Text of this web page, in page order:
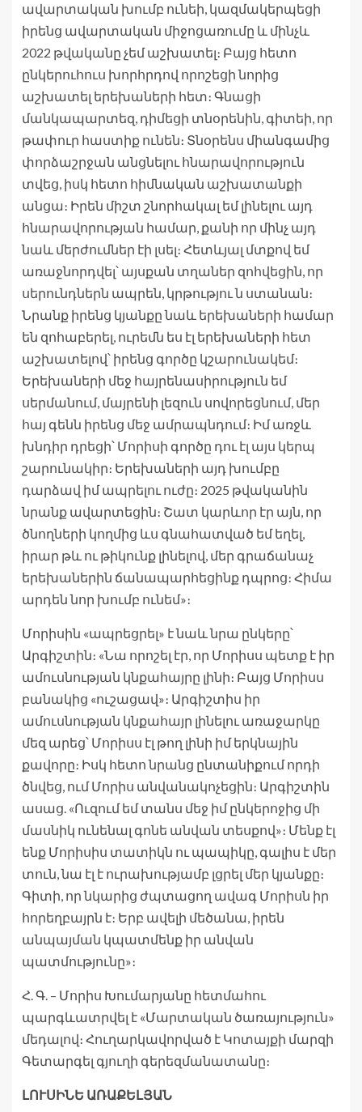
ավարտական խումբ ունեի, կազմակերպեցի
իրենց ավարտական միջոցառումը և մինչև
2022 թվականը չեմ աշխատել։ Բայց հետո
ընկերուհուս խորհրդով որոշեցի նորից
աշխատել երեխաների հետ։ Գնացի
մանկապարտեզ, դիմեցի տնօրենին, գիտեի, որ
թափուր հաստիք ունեն։ Տնօրենս միանգամից
փորձաշրջան անցնելու հնարավորություն
տվեց, իսկ հետո հիմնական աշխատանքի
անցա։ Իրեն միշտ շնորհակալ եմ լինելու այդ
հնարավորության համար, քանի որ մինչ այդ
նաև մերժումներ էի լսել։ Հետևյալ մտքով եմ
առաջնորդվել՝ այսքան տղաներ զոհվեցին, որ
սերունդներն ապրեն, կրթությու ն ստանան։
Նրանք իրենց կյանքը նաև երեխաների համար
են զոհաբերել, ուրեմն ես էլ երեխաների հետ
աշխատելով՝ իրենց գործը կշարունակեմ։
Երեխաների մեջ հայրենասիրություն եմ
սերմանում, մայրենի լեզուն սովորեցնում, մեր
հայ գենն իրենց մեջ ամրապնդում։ Իմ առջև
խնդիր դրեցի՝ Մորիսի գործը դու էլ այս կերպ
շարունակիր։ Երեխաների այդ խումբը
դարձավ իմ ապրելու ուժը։ 2025 թվականին
նրանք ավարտեցին։ Շատ կարևոր էր այն, որ
ծնողների կողմից ևս գնահատված եմ եղել,
իրար թև ու թիկունք լինելով, մեր գրաճանաչ
երեխաներին ճանապարհեցինք դպրոց։ Հիմա
արդեն նոր խումբ ունեմ»։
Մորիսին «ապրեցրել» է նաև նրա ընկերը՝
Արգիշտին։ «Նա որոշել էր, որ Մորիսս պետք է իր
ամուսնության կնքահայրը լինի։ Բայց Մորիսս
բանակից «ուշացավ»։ Արգիշտիս իր
ամուսնության կնքահայր լինելու առաջարկը
մեզ արեց՝ Մորիսս էլ թող լինի իմ երկնային
քավորը։ Իսկ հետո նրանց ընտանիքում որդի
ծնվեց, ում Մորիս անվանակոչեցին։ Արգիշտին
ասաց. «Ուզում եմ տանս մեջ իմ ընկերոջից մի
մասնիկ ունենալ գոնե անվան տեսքով»։ Մենք էլ
ենք Մորիսիս տատիկն ու պապիկը, գալիս է մեր
տուն, նա էլ է ուրախությամբ լցրել մեր կյանքը։
Գիտի, որ նկարից ժպտացող ավագ Մորիսն իր
հորեղբայրն է։ Երբ ավելի մեծանա, իրեն
անպայման կպատմենք իր անվան
պատմությունը»։
Հ. Գ. – Մորիս Խումարյանը հետմահու
պարգևատրվել է «Մարտական ծառայություն»
մեդալով։ Հուղարկավորված է Կոտայքի մարզի
Գետարգել գյուղի գերեզմանատանը։
ԼՈՒՍԻՆԵ ԱՌԱՔԵԼՅԱՆ